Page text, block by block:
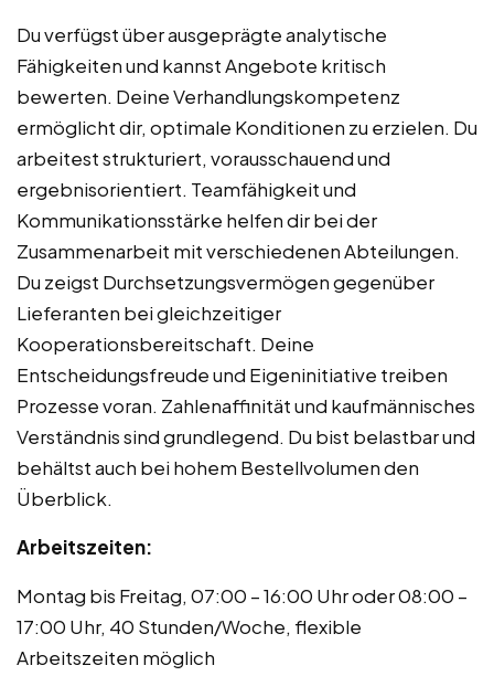
Du verfügst über ausgeprägte analytische
Fähigkeiten und kannst Angebote kritisch
bewerten. Deine Verhandlungskompetenz
ermöglicht dir, optimale Konditionen zu erzielen. Du
arbeitest strukturiert, vorausschauend und
ergebnisorientiert. Teamfähigkeit und
Kommunikationsstärke helfen dir bei der
Zusammenarbeit mit verschiedenen Abteilungen.
Du zeigst Durchsetzungsvermögen gegenüber
Lieferanten bei gleichzeitiger
Kooperationsbereitschaft. Deine
Entscheidungsfreude und Eigeninitiative treiben
Prozesse voran. Zahlenaffinität und kaufmännisches
Verständnis sind grundlegend. Du bist belastbar und
behältst auch bei hohem Bestellvolumen den
Überblick.
Arbeitszeiten:
Montag bis Freitag, 07:00 – 16:00 Uhr oder 08:00 –
17:00 Uhr, 40 Stunden/Woche, flexible
Arbeitszeiten möglich